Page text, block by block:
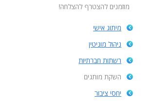
מוזמנים להצטרף להצלחה!
מיתוג אישי
ניהול מוניטין
רשתות חברתיות
השקת מותגים
יחסי ציבור